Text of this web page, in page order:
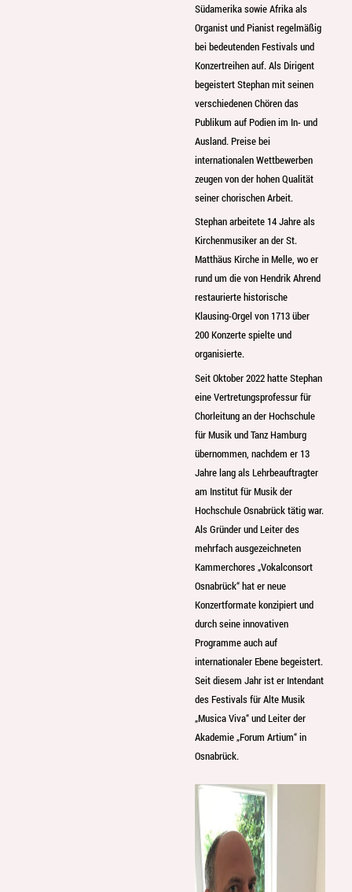
Südamerika sowie Afrika als
Organist und Pianist regelmäßig
bei bedeutenden Festivals und
Konzertreihen auf. Als Dirigent
begeistert Stephan mit seinen
verschiedenen Chören das
Publikum auf Podien im In- und
Ausland. Preise bei
internationalen Wettbewerben
zeugen von der hohen Qualität
seiner chorischen Arbeit.
Stephan arbeitete 14 Jahre als
Kirchenmusiker an der St.
Matthäus Kirche in Melle, wo er
rund um die von Hendrik Ahrend
restaurierte historische
Klausing-Orgel von 1713 über
200 Konzerte spielte und
organisierte.
Seit Oktober 2022 hatte Stephan
eine Vertretungsprofessur für
Chorleitung an der Hochschule
für Musik und Tanz Hamburg
übernommen, nachdem er 13
Jahre lang als Lehrbeauftragter
am Institut für Musik der
Hochschule Osnabrück tätig war.
Als Gründer und Leiter des
mehrfach ausgezeichneten
Kammerchores „Vokalconsort
Osnabrück“ hat er neue
Konzertformate konzipiert und
durch seine innovativen
Programme auch auf
internationaler Ebene begeistert.
Seit diesem Jahr ist er Intendant
des Festivals für Alte Musik
„Musica Viva“ und Leiter der
Akademie „Forum Artium“ in
Osnabrück.